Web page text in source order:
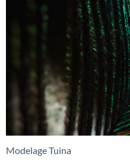
Modelage Tuina